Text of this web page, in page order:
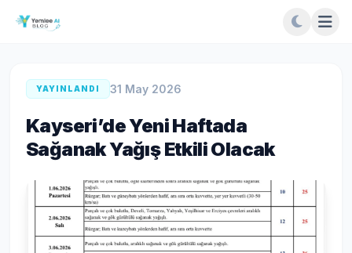
YAYINLANDI 31 May 2026
Kayseri’de Yeni Haftada
Sağanak Yağış Etkili Olacak